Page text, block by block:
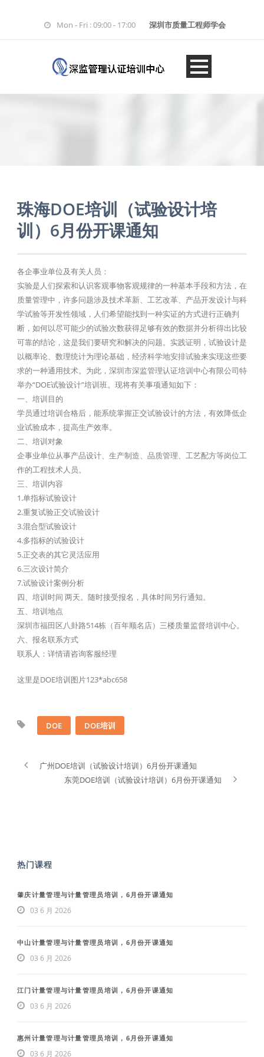
Mon - Fri : 09:00 - 17:00 深圳市质量工程师学会
珠海DOE培训（试验设计培
训）6月份开课通知
各企事业单位及有关人员：
实验是人们探索和认识客观事物客观规律的一种基本手段和方法，在
质量管理中，许多问题涉及技术革新、工艺改革、产品开发设计与科
学试验等开发性领域，人们希望能找到一种实证的方式进行正确判
断，如何以尽可能少的试验次数获得足够有效的数据并分析得出比较
可靠的结论，这是我们要研究和解决的问题。实践证明，试验设计是
以概率论、数理统计为理论基础，经济科学地安排试验来实现这些要
求的一种通用技术。为此，深圳市深监管理认证培训中心有限公司特
举办“DOE试验设计”培训班。现将有关事项通知如下：
一、培训目的
学员通过培训合格后，能系统掌握正交试验设计的方法，有效降低企
业试验成本，提高生产效率。
二、培训对象
企事业单位从事产品设计、生产制造、品质管理、工艺配方等岗位工
作的工程技术人员。
三、培训内容
1.单指标试验设计
2.重复试验正交试验设计
3.混合型试验设计
4.多指标的试验设计
5.正交表的其它灵活应用
6.三次设计简介
7.试验设计案例分析
四、培训时间 两天。随时接受报名，具体时间另行通知。
五、培训地点
深圳市福田区八卦路514栋（百年顺名店）三楼质量监督培训中心。
六、报名联系方式
联系人：详情请咨询客服经理
这里是DOE培训图片123*abc658
DOE DOE培训
广州DOE培训（试验设计培训）6月份开课通知
东莞DOE培训（试验设计培训）6月份开课通知
热门课程
肇庆计量管理与计量管理员培训，6月份开课通知
03 6 月 2026
中山计量管理与计量管理员培训，6月份开课通知
03 6 月 2026
江门计量管理与计量管理员培训，6月份开课通知
03 6 月 2026
惠州计量管理与计量管理员培训，6月份开课通知
03 6 月 2026